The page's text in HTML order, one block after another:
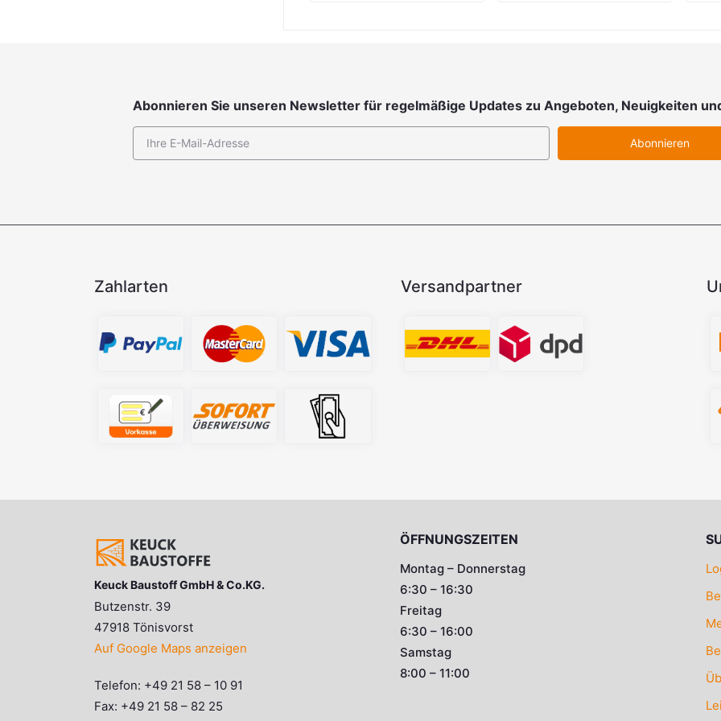
Abonnieren Sie unseren Newsletter für regelmäßige Updates zu Angeboten, Neuigkeiten
Abonnieren
Zahlarten Versandpartner
Keuck Baustoff GmbH & Co.KG.
Butzenstr. 39
47918 Tönisvorst
Auf Google Maps anzeigen
Telefon: +49 21 58 – 10 91
Fax: +49 21 58 – 82 25
ÖFFNUNGSZEITEN
Montag – Donnerstag
6:30 – 16:30
Freitag
6:30 – 16:00
Samstag
8:00 – 11:00